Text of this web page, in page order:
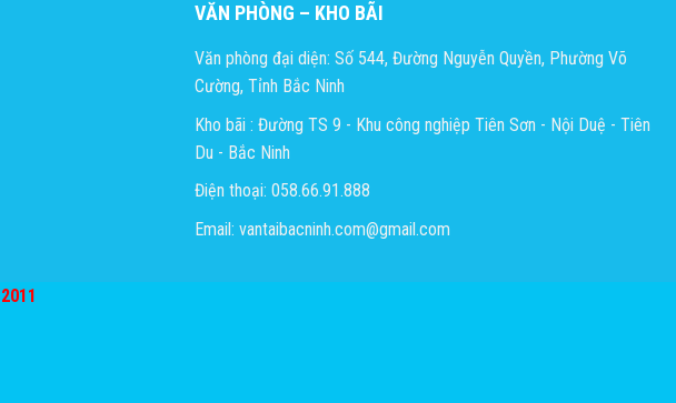
VĂN PHÒNG – KHO BÃI
Văn phòng đại diện: Số 544, Đường Nguyễn Quyền, Phường Võ
Cường, Tỉnh Bắc Ninh
Kho bãi : Đường TS 9 - Khu công nghiệp Tiên Sơn - Nội Duệ - Tiên
Du - Bắc Ninh
Điện thoại: 058.66.91.888
Email: vantaibacninh.com@gmail.com